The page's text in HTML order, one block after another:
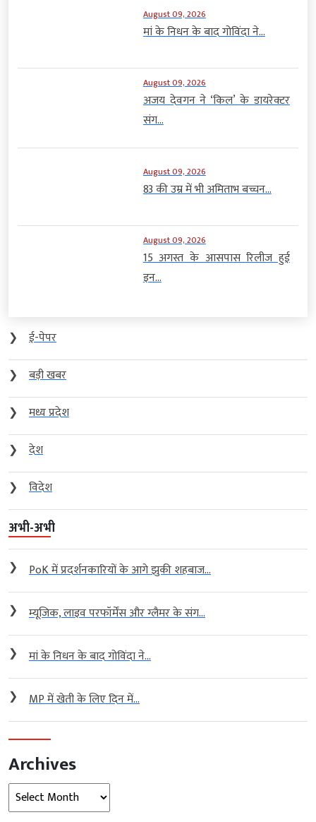
August 09, 2026
मां के निधन के बाद गोविंदा ने...
August 09, 2026
अजय देवगन ने ‘किल’ के डायरेक्टर
संग...
August 09, 2026
83 की उम्र में भी अमिताभ बच्चन...
August 09, 2026
15 अगस्त के आसपास रिलीज हुई
इन...
❯
ई-पेपर
❯
बड़ी खबर
❯
मध्य प्रदेश
❯
देश
❯
विदेश
अभी-अभी
❯ PoK में प्रदर्शनकारियों के आगे झुकी शहबाज...
❯ म्यूजिक, लाइव परफॉर्मेंस और ग्लैमर के संग...
❯ मां के निधन के बाद गोविंदा ने...
❯ MP में खेती के लिए दिन में...
Archives
Archives